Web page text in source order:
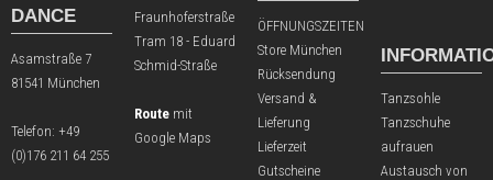
DANCE
Asamstraße 7
81541 München
Telefon: +49
(0)176 211 64 255
Fraunhoferstraße
Tram 18 - Eduard
Schmid-Straße
Route mit
Google Maps
ÖFFNUNGSZEITEN
Store München
Rücksendung
Versand &
Lieferung
Lieferzeit
Gutscheine
Tanzsohle
Tanzschuhe
aufrauen
Austausch von